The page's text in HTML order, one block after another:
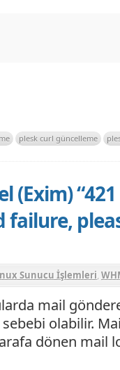
plesk curl güncelleme
(Exim) “421
failure,
Sunucu İşlemleri,
mail
sebebi olabilir.
dönen mail